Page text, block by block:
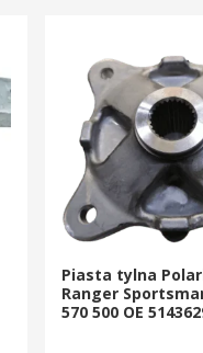
Piasta tylna
Ranger
570 500 OE